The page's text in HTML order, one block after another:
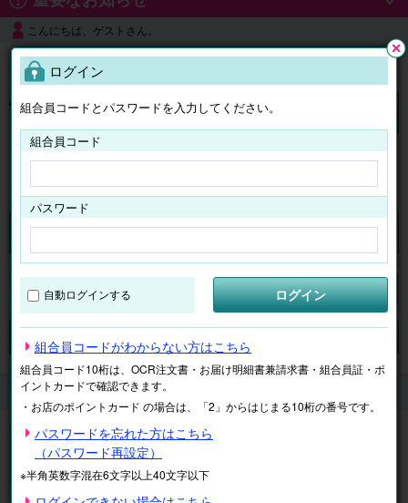
こんにちは、ゲストさん。
よくある質問
ログイン
くらしのサービス マイページ
検索
くらしのサービス 子ども学習
【入学金半額キャンペーン】実施中!
ECCジュニア
無料体験レッスン受付中♪
る
ログイン
組合員コードとパスワードを入力してください。
組合員コード
パスワード
自動ログインする ログイン
組合員コードがわからない方はこちら
組合員コード10桁は、OCR注文書・お届け明細書兼請求書・組合員証・ポ
イントカードで確認できます。
・お店のポイントカード の場合は、「2」からはじまる10桁の番号です。
パスワードを忘れた方はこちら
（パスワード再設定）
※半角英数字混在6文字以上40文字以下